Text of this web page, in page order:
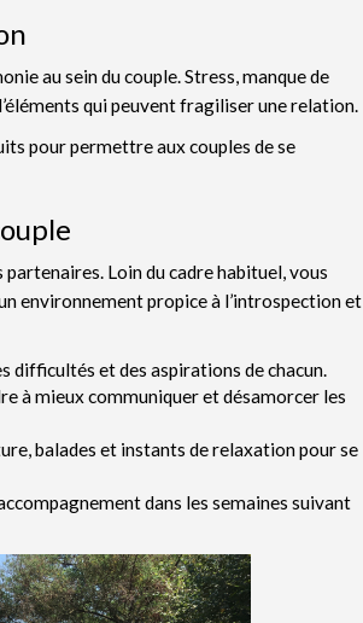
au sein du couple. Stress, manque de
qui peuvent fragiliser une relation.
pour permettre aux couples de se
Loin du cadre habituel, vous
environnement propice à l’introspection et
difficultés et des aspirations de chacun.
à mieux communiquer et désamorcer les
balades et instants de relaxation pour se
dans les semaines suivant